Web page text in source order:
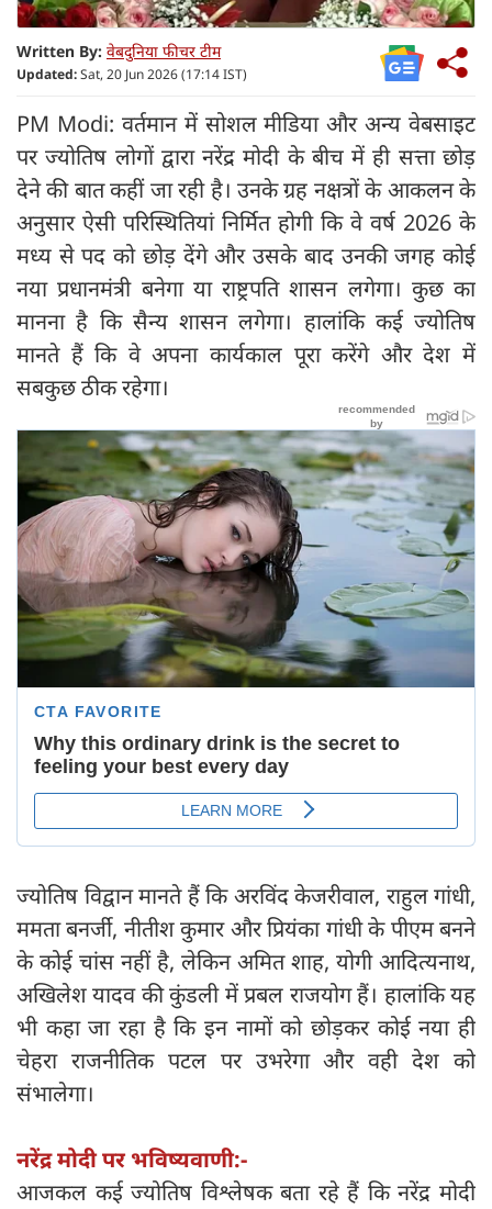
Written By: वेबदुनिया फीचर टीम
Updated:Sat, 20 Jun 2026 (17:14 IST)
PM Modi: वर्तमान में सोशल मीडिया और अन्य वेबसाइट
पर ज्योतिष लोगों द्वारा नरेंद्र मोदी के बीच में ही सत्ता छोड़
देने की बात कहीं जा रही है। उनके ग्रह नक्षत्रों के आकलन के
अनुसार ऐसी परिस्थितियां निर्मित होगी कि वे वर्ष 2026 के
मध्य से पद को छोड़ देंगे और उसके बाद उनकी जगह कोई
नया प्रधानमंत्री बनेगा या राष्ट्रपति शासन लगेगा। कुछ का
मानना है कि सैन्य शासन लगेगा। हालांकि कई ज्योतिष
मानते हैं कि वे अपना कार्यकाल पूरा करेंगे और देश में
सबकुछ ठीक रहेगा।
ज्योतिष विद्वान मानते हैं कि अरविंद केजरीवाल, राहुल गांधी,
ममता बनर्जी, नीतीश कुमार और प्रियंका गांधी के पीएम बनने
के कोई चांस नहीं है, लेकिन अमित शाह, योगी आदित्यनाथ,
अखिलेश यादव की कुंडली में प्रबल राजयोग हैं। हालांकि यह
भी कहा जा रहा है कि इन नामों को छोड़कर कोई नया ही
चेहरा राजनीतिक पटल पर उभरेगा और वही देश को
संभालेगा।
नरेंद्र मोदी पर भविष्यवाणी:-
आजकल कई ज्योतिष विश्लेषक बता रहे हैं कि नरेंद्र मोदी